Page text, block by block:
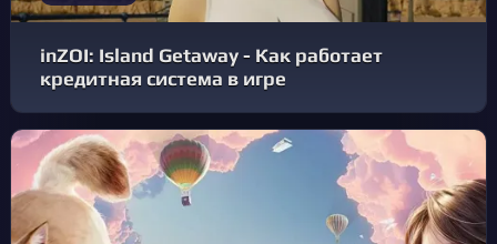
inZOI: Island Getaway - Как работает
кредитная система в игре